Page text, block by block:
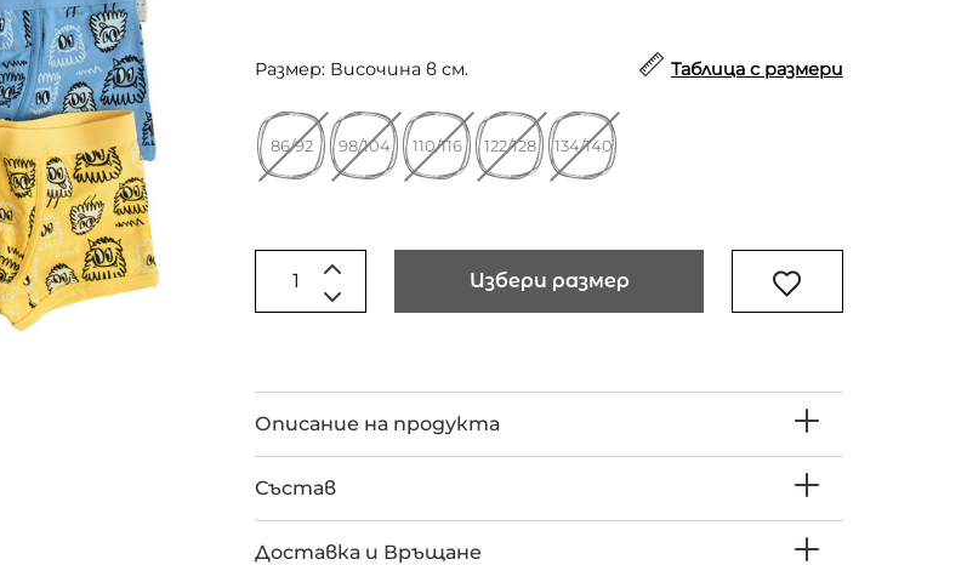
Размер: Височина в см. Таблица с размери
86/92 98/104 110/116 122/128 134/140
Избери размер
Описание на продукта
Състав
Доставка и Връщане